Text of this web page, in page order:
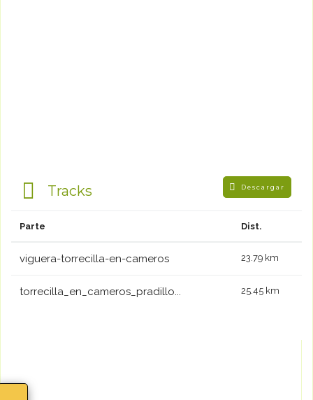
Tracks Descargar
Parte Dist.
viguera-torrecilla-en-cameros 23.79 km
torrecilla_en_cameros_pradillo... 25.45 km